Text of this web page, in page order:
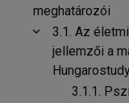
meghatározói
chevron_right
3.1. Az
jellemzői a
3.1.1.